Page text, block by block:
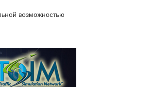
возможностью